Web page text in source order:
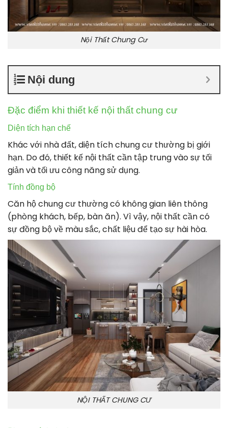
Nội Thất Chung Cư
Nội dung
Đặc điểm khi thiết kế nội thất chung cư
Diện tích hạn chế
Khác với nhà đất, diện tích chung cư thường bị giới
hạn. Do đó, thiết kế nội thất cần tập trung vào sự tối
giản và tối ưu công năng sử dụng.
Tính đồng bộ
Căn hộ chung cư thường có không gian liên thông
(phòng khách, bếp, bàn ăn). Vì vậy, nội thất cần có
sự đồng bộ về màu sắc, chất liệu để tạo sự hài hòa.
NỘI THẤT CHUNG CƯ